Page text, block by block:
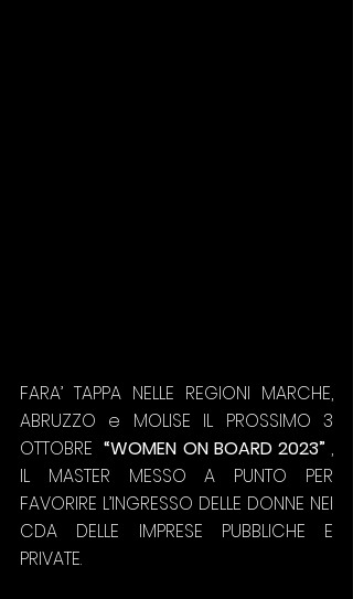
FARA’ TAPPA NELLE REGIONI MARCHE,
ABRUZZO e MOLISE IL PROSSIMO 3
OTTOBRE “WOMEN ON BOARD 2023” ,
IL MASTER MESSO A PUNTO PER
FAVORIRE L’INGRESSO DELLE DONNE NEI
CDA DELLE IMPRESE PUBBLICHE E
PRIVATE.